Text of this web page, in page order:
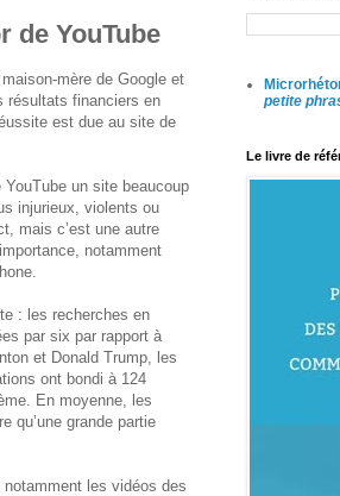
de YouTube
mère de Google et
résultats financiers en
est due au site de
un site beaucoup
injurieux, violents ou
mais c’est une autre
notamment
: les recherches en
par six par rapport à
et Donald Trump, les
ont bondi à 124
En moyenne, les
qu’une grande partie
les vidéos des
petite
Le livre de